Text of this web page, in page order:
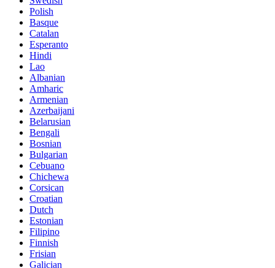
Polish
Basque
Catalan
Esperanto
Hindi
Lao
Albanian
Amharic
Armenian
Azerbaijani
Belarusian
Bengali
Bosnian
Bulgarian
Cebuano
Chichewa
Corsican
Croatian
Dutch
Estonian
Filipino
Finnish
Frisian
Galician